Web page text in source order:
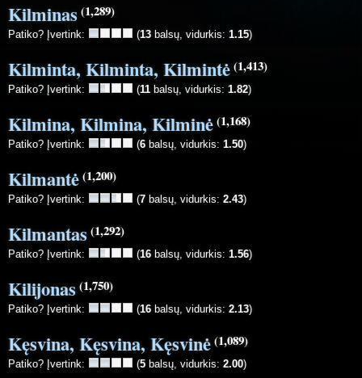
Kilminas(1,289)
Patiko? Įvertink: (13 balsų, vidurkis: 1.15)
Kilminta, Kilminta, Kilmintė(1,413)
Patiko? Įvertink: (11 balsų, vidurkis: 1.82)
Kilmina, Kilmina, Kilminė(1,168)
Patiko? Įvertink: (6 balsų, vidurkis: 1.50)
Kilmantė(1,200)
Patiko? Įvertink: (7 balsų, vidurkis: 2.43)
Kilmantas(1,292)
Patiko? Įvertink: (16 balsų, vidurkis: 1.56)
Kilijonas(1,750)
Patiko? Įvertink: (16 balsų, vidurkis: 2.13)
Kęsvina, Kęsvina, Kęsvinė(1,089)
Patiko? Įvertink: (5 balsų, vidurkis: 2.00)